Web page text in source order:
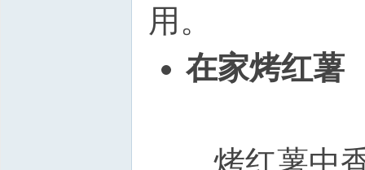
用。
在家烤红薯
烤红薯中香